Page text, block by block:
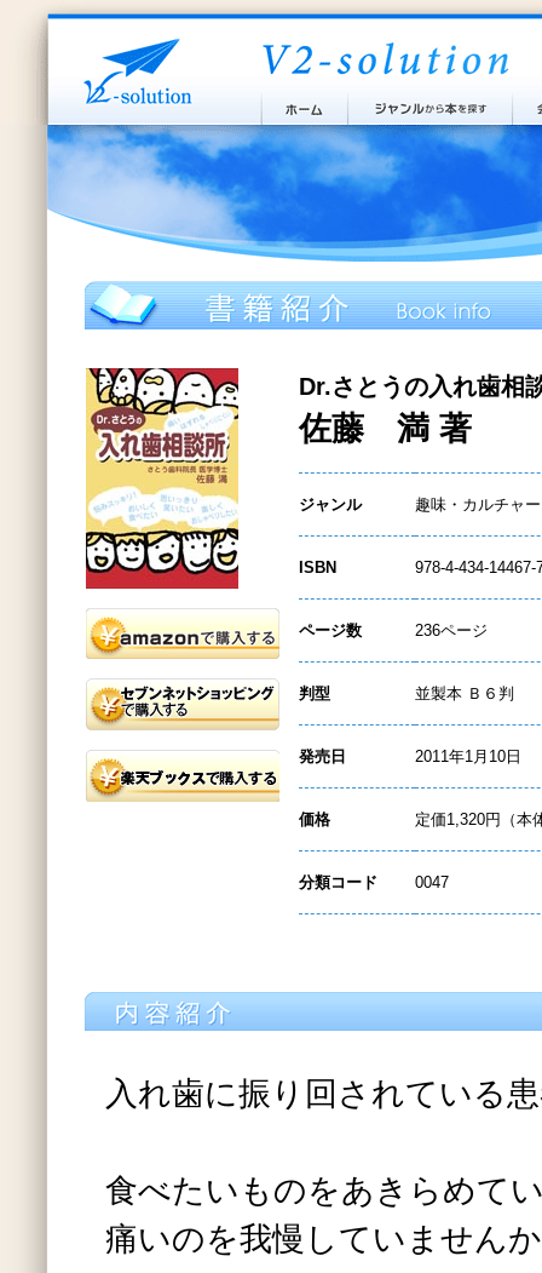
Dr.さとうの入れ歯相
佐藤 満 著
ジャンル 趣味・カルチャー
ISBN 978-4-434-14467-
ページ数 236ページ
判型 並製本 Ｂ６判
発売日 2011年1月10日
価格 定価1,320円（本
分類コード 0047
入れ歯に振り回されている
食べたいものをあきらめて
痛いのを我慢していません